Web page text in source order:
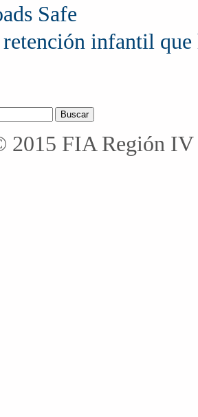
Safe
infantil que
2015 FIA Región